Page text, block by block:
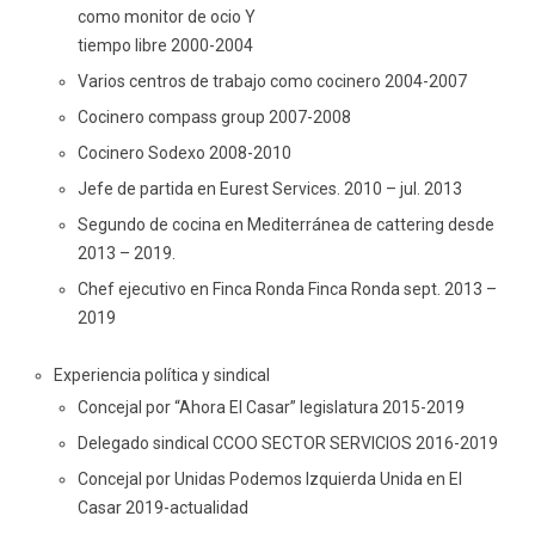
como monitor de ocio Y
tiempo libre 2000-2004
Varios centros de trabajo como cocinero 2004-2007
Cocinero compass group 2007-2008
Cocinero Sodexo 2008-2010
Jefe de partida en Eurest Services. 2010 – jul. 2013
Segundo de cocina en Mediterránea de cattering desde
2013 – 2019.
Chef ejecutivo en Finca Ronda Finca Ronda sept. 2013 –
2019
Experiencia política y sindical
Concejal por “Ahora El Casar” legislatura 2015-2019
Delegado sindical CCOO SECTOR SERVICIOS 2016-2019
Concejal por Unidas Podemos Izquierda Unida en El
Casar 2019-actualidad